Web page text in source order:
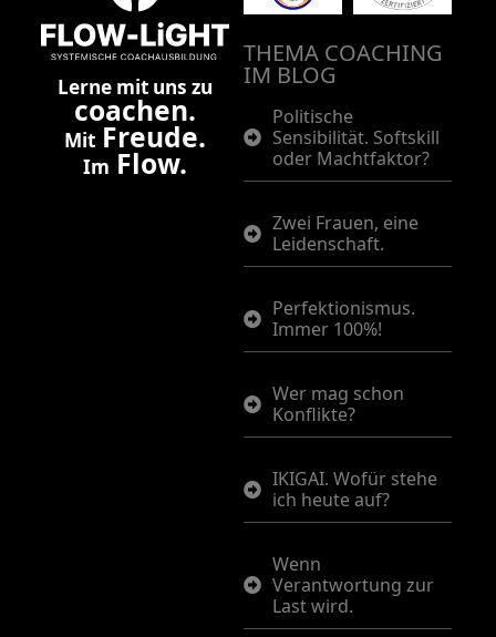
THEMA COACHING
IM BLOG
Politische
Sensibilität. Softskill
oder Machtfaktor?
Zwei Frauen, eine
Leidenschaft.
Perfektionismus.
Immer 100%!
Wer mag schon
Konflikte?
IKIGAI. Wofür stehe
ich heute auf?
Wenn
Verantwortung zur
Last wird.
Lerne mit uns zu
coachen.
Mit Freude.
Im Flow.